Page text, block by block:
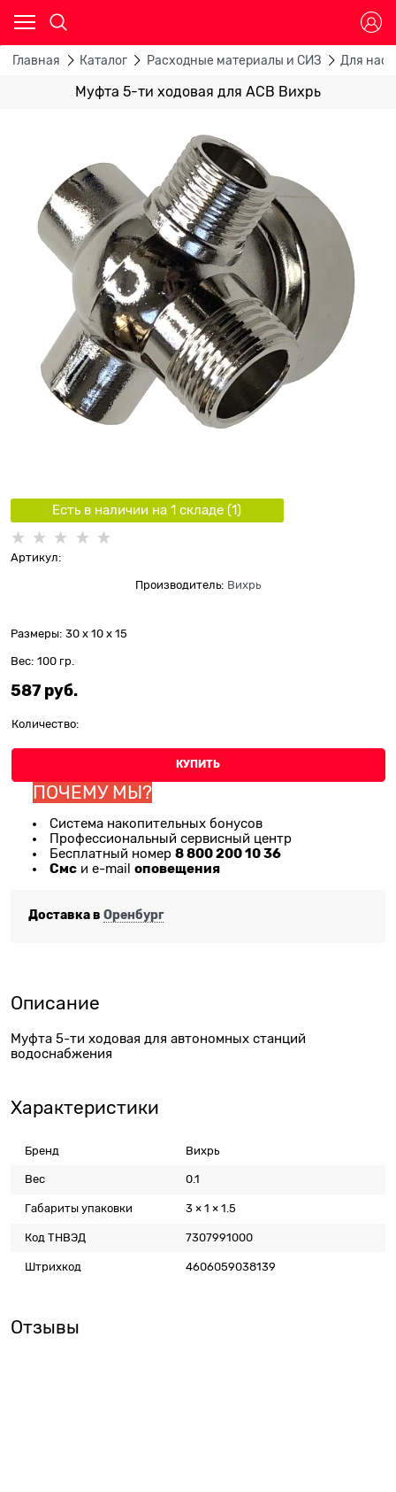
Главная Каталог Расходные материалы и СИЗ Для
Муфта 5-ти ходовая для АСВ Вихрь
Есть в наличии на 1 складe (1)
Артикул:
Производитель: Вихрь
Размеры: 30 x 10 x 15
Вес: 100 гр.
587 руб.
Количество:
КУПИТЬ
ПОЧЕМУ МЫ?
Система накопительных бонусов
Профессиональный сервисный центр
Бесплатный номер 8 800 200 10 36
Смс и e-mail оповещения
Доставка в Оренбург
Описание
​Муфта 5-ти ходовая для автономных станций
водоснабжения
Характеристики
Бренд Вихрь
Вес 0.1
Габариты упаковки 3 × 1 × 1.5
Код ТНВЭД 7307991000
Штрихкод 4606059038139
Отзывы